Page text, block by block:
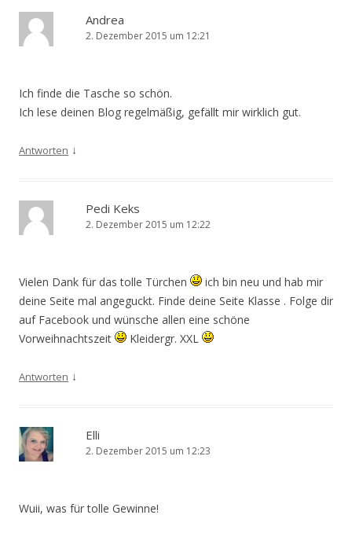
Andrea
2. Dezember 2015 um 12:21
Ich finde die Tasche so schön.
Ich lese deinen Blog regelmäßig, gefällt mir wirklich gut.
Antworten ↓
Pedi Keks
2. Dezember 2015 um 12:22
Vielen Dank für das tolle Türchen
ich bin neu und hab mir
deine Seite mal angeguckt. Finde deine Seite Klasse . Folge dir
auf Facebook und wünsche allen eine schöne
Vorweihnachtszeit
Kleidergr. XXL
Antworten ↓
Elli
2. Dezember 2015 um 12:23
Wuii, was für tolle Gewinne!